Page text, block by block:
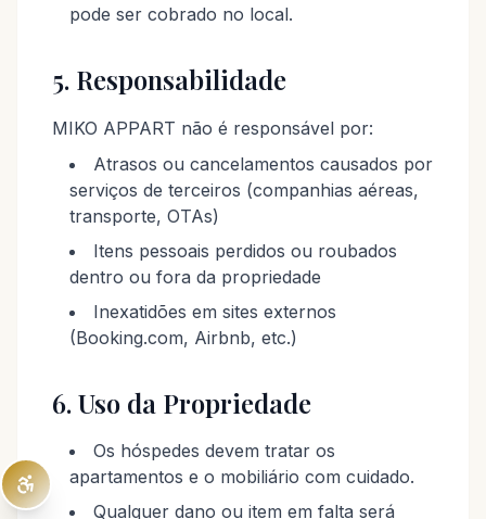
pode ser cobrado no local.
5. Responsabilidade
MIKO APPART não é responsável por:
Atrasos ou cancelamentos causados por
serviços de terceiros (companhias aéreas,
transporte, OTAs)
Itens pessoais perdidos ou roubados
dentro ou fora da propriedade
Inexatidões em sites externos
(Booking.com, Airbnb, etc.)
6. Uso da Propriedade
Os hóspedes devem tratar os
apartamentos e o mobiliário com cuidado.
Qualquer dano ou item em falta será